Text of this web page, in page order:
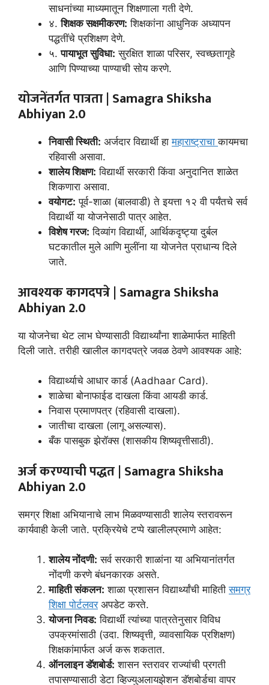
साधनांच्या माध्यमातून शिक्षणाला गती देणे.
४.शिक्षक सक्षमीकरण: शिक्षकांना आधुनिक अध्यापन
पद्धतींचे प्रशिक्षण देणे.
५.पायाभूत सुविधा: सुरक्षित शाळा परिसर, स्वच्छतागृहे
आणि पिण्याच्या पाण्याची सोय करणे.
योजनेंतर्गत पात्रता |Samagra Shiksha
Abhiyan 2.0
निवासी स्थिती: अर्जदार विद्यार्थी हामहाराष्ट्राचाकायमचा
रहिवासी असावा.
शालेय शिक्षण: विद्यार्थी सरकारी किंवा अनुदानित शाळेत
शिकणारा असावा.
वयोगट: पूर्व-शाळा (बालवाडी) ते इयत्ता १२ वी पर्यंतचे सर्व
विद्यार्थी या योजनेसाठी पात्र आहेत.
विशेष गरज: दिव्यांग विद्यार्थी, आर्थिकदृष्ट्या दुर्बल
घटकातील मुले आणि मुलींना या योजनेत प्राधान्य दिले
जाते.
आवश्यक कागदपत्रे |Samagra Shiksha
Abhiyan 2.0
या योजनेचा थेट लाभ घेण्यासाठी विद्यार्थ्यांना शाळेमार्फत माहिती
दिली जाते. तरीही खालील कागदपत्रे जवळ ठेवणे आवश्यक आहे:
विद्यार्थ्याचे आधार कार्ड (Aadhaar Card).
शाळेचा बोनाफाईड दाखला किंवा आयडी कार्ड.
निवास प्रमाणपत्र (रहिवासी दाखला).
जातीचा दाखला (लागू असल्यास).
बँक पासबुक झेरॉक्स (शासकीय शिष्यवृत्तीसाठी).
अर्ज करण्याची पद्धत |Samagra Shiksha
Abhiyan 2.0
समग्र शिक्षा अभियानाचे लाभ मिळवण्यासाठी शालेय स्तरावरून
कार्यवाही केली जाते. प्रक्रियेचे टप्पे खालीलप्रमाणे आहेत:
शालेय नोंदणी: सर्व सरकारी शाळांना या अभियानांतर्गत
नोंदणी करणे बंधनकारक असते.
माहिती संकलन: शाळा प्रशासन विद्यार्थ्यांची माहितीसमग्र
शिक्षा पोर्टलवरअपडेट करते.
योजना निवड: विद्यार्थी त्यांच्या पात्रतेनुसार विविध
उपक्रमांसाठी (उदा. शिष्यवृत्ती, व्यावसायिक प्रशिक्षण)
शिक्षकांमार्फत अर्ज करू शकतात.
ऑनलाइन डॅशबोर्ड: शासन स्तरावर राज्यांची प्रगती
तपासण्यासाठी डेटा व्हिज्युअलायझेशन डॅशबोर्डचा वापर